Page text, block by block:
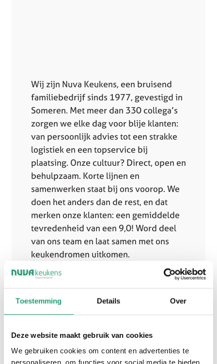
Toestemming Details Over
Deze website maakt gebruik van cookies
We gebruiken cookies om content en advertenties te
personaliseren, om functies voor social media te bieden
Wij zijn Nuva Keukens, een bruisend
familiebedrijf sinds 1977, gevestigd in
Someren. Met meer dan 330 collega’s
zorgen we elke dag voor blije klanten:
van persoonlijk advies tot een strakke
logistiek en een topservice bij
plaatsing. Onze cultuur? Direct, open en
behulpzaam. Korte lijnen en
samenwerken staat bij ons voorop. We
doen het anders dan de rest, en dat
merken onze klanten: een gemiddelde
tevredenheid van een 9,0! Word deel
van ons team en laat samen met ons
keukendromen uitkomen.
Solliciteer direct
Solliciteren